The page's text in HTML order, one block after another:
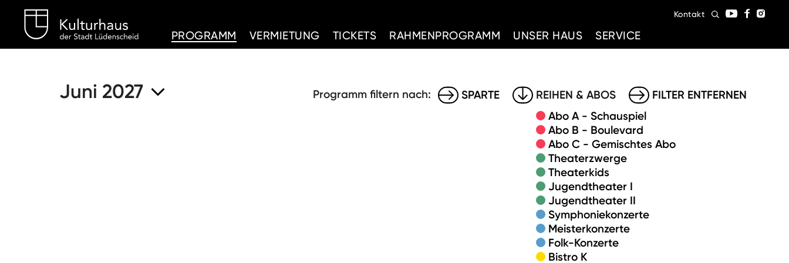
PROGRAMM
VERMIETUNG TICKETS RAHMENPROGRAMM UNSER HAUS SERVICE
Kontakt
Juni 2027 Programm filtern nach: SPARTE
REIHEN & ABOS
Abo A - Schauspiel
Abo B - Boulevard
Abo C - Gemischtes Abo
Theaterzwerge
Theaterkids
Jugendtheater I
Jugendtheater II
Symphoniekonzerte
Meisterkonzerte
Folk-Konzerte
Bistro K
FILTER ENTFERNEN